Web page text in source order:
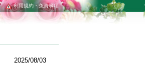
利用規約・免責事項
2025/08/03